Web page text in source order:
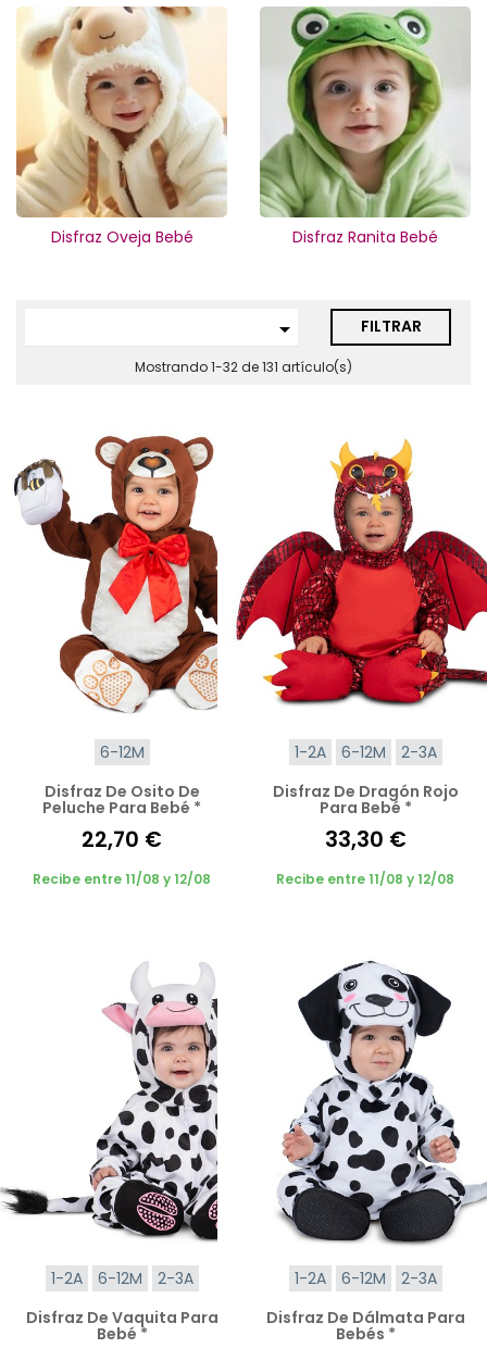
Disfraz Oveja Bebé Disfraz Ranita Bebé
 FILTRAR
Mostrando 1-32 de 131 artículo(s)
6-12M
Disfraz De Osito De
Peluche Para Bebé *
22,70 €
Recibe entre 11/08 y 12/08
1-2A 6-12M
2-3A
Disfraz De Dragón Rojo
Para Bebé *
33,30 €
Recibe entre 11/08 y 12/08
1-2A 6-12M
2-3A
Disfraz De Vaquita Para
Bebé *
1-2A 6-12M
2-3A
Disfraz De Dálmata Para
Bebés *